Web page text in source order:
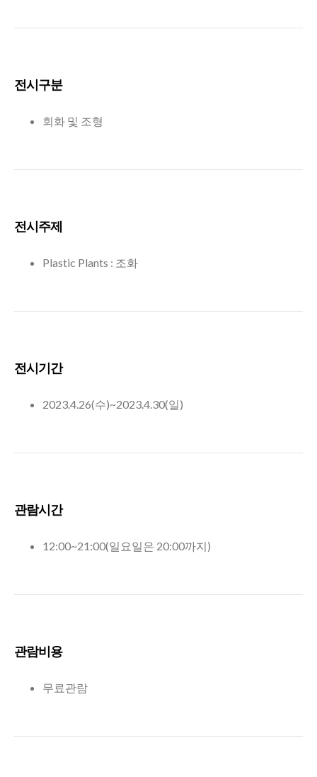
전시구분
회화 및 조형
전시주제
Plastic Plants : 조화
전시기간
2023.4.26(수)~2023.4.30(일)
관람시간
12:00~21:00(일요일은 20:00까지)
관람비용
무료관람